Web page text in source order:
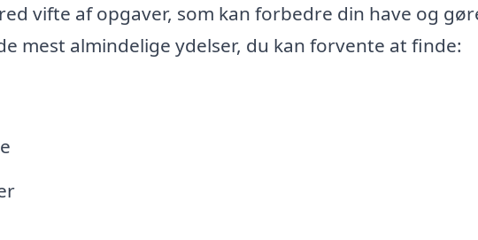
vifte af opgaver, som kan forbedre din have og
mest almindelige ydelser, du kan forvente at finde: